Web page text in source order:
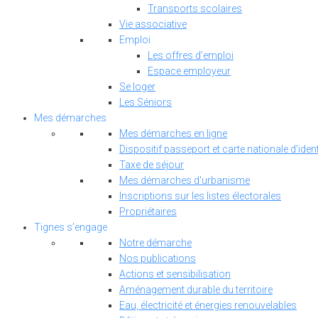
Transports scolaires
Vie associative
Emploi
Les offres d’emploi
Espace employeur
Se loger
Les Séniors
Mes démarches
Mes démarches en ligne
Dispositif passeport et carte nationale
Taxe de séjour
Mes démarches d'urbanisme
Inscriptions sur les listes électorales
Propriétaires
Tignes s’engage
Notre démarche
Nos publications
Actions et sensibilisation
Aménagement durable du territoire
Eau, électricité et énergies renouvelables